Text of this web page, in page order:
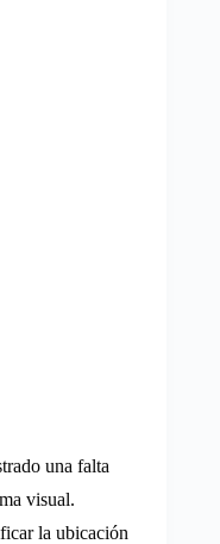
una falta
visual.
la ubicación